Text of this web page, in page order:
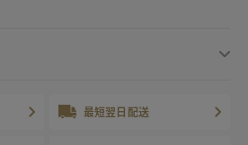
最短翌日配送